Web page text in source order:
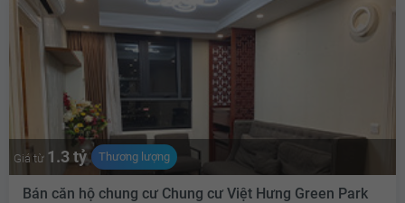
Giá từ 1.3 tỷ Thương lượng
Bán căn hộ chung cư Chung cư Việt Hưng Green Park